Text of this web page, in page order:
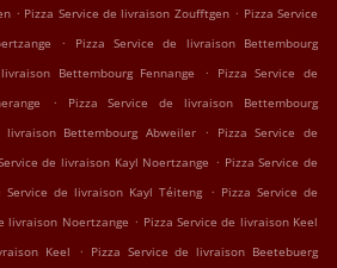
. Pizza Service de livraison Zoufftgen . Pizza Service
.
Pizza Service de livraison Bettembourg
Bettembourg Fennange .
Pizza Service de
.
Pizza Service de livraison Bettembourg
livraison Bettembourg Abweiler .
Pizza Service de
de livraison Kayl Noertzange . Pizza Service de
Service de livraison Kayl Téiteng . Pizza Service de
livraison Noertzange . Pizza Service de livraison Keel
Keel . Pizza Service de livraison Beetebuerg